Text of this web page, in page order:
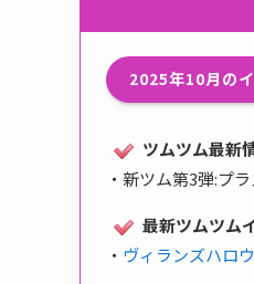
2025年10月の
ツムツム最新
・ 新ツム第3弾:プ
最新ツムツム
・ ヴィランズハロ